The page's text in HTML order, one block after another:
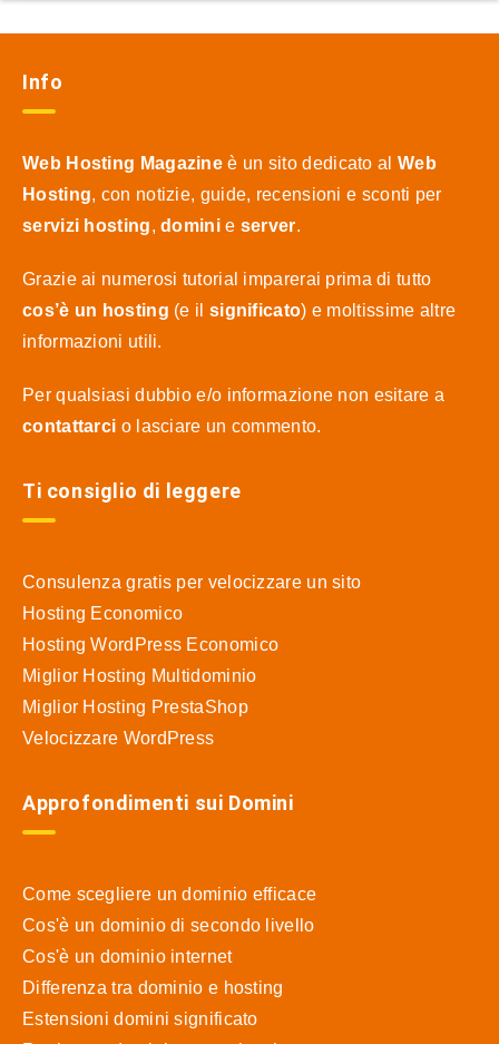
Info
Web Hosting Magazine è un sito dedicato al Web
Hosting, con notizie, guide, recensioni e sconti per
servizi hosting,dominie server.
Grazie ai numerosi tutorial imparerai prima di tutto
cos’è un hosting (e il significato) e moltissime altre
informazioni utili.
Per qualsiasi dubbio e/o informazione non esitare a
contattarci o lasciare un commento.
Ti consiglio di leggere
Consulenza gratis per velocizzare un sito
Hosting Economico
Hosting WordPress Economico
Miglior Hosting Multidominio
Miglior Hosting PrestaShop
Velocizzare WordPress
Approfondimenti sui Domini
Come scegliere un dominio efficace
Cos'è un dominio di secondo livello
Cos'è un dominio internet
Differenza tra dominio e hosting
Estensioni domini significato